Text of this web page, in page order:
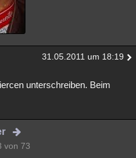
31.05.2011 um 18:19
unterschreiben. Beim
von 73